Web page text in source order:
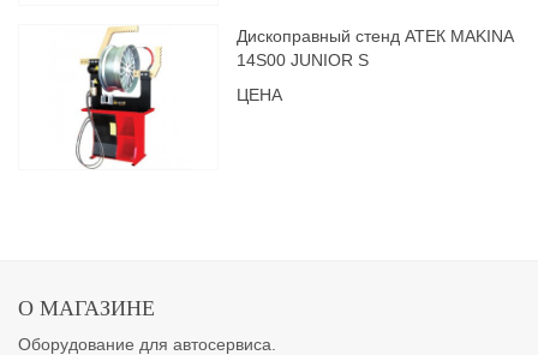
Дископравный стенд АТЕК MAKINA
14S00 JUNIOR S
ЦЕНА
О МАГАЗИНЕ
Оборудование для автосервиса.